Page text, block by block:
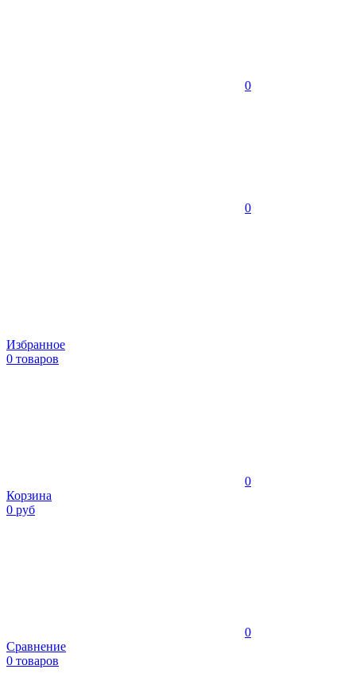
0
0
Избранное
0 товаров
0
Корзина
0 руб
0
Сравнение
0 товаров